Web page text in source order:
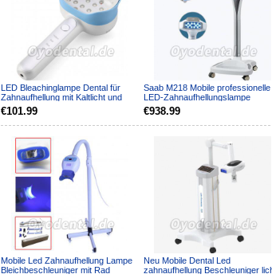
LED Bleachinglampe Dental für
Zahnaufhellung mit Kaltlicht und
Mehrfarbenlicht
€101.99
Saab M218 Mobile professionelle
LED-Zahnaufhellungslampe
Aufhellungsmaschine
€938.99
Mobile Led Zahnaufhellung Lampe
Bleichbeschleuniger mit Rad
Neu Mobile Dental Led
zahnaufhellung Beschleuniger